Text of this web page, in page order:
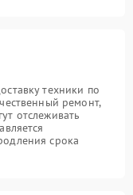
техники по
ремонт,
отслеживать
срока